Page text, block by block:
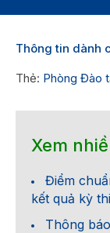
Thông tin dành
Thẻ: Phòng Đào
Xem
Điểm
kết quả kỳ
Thông